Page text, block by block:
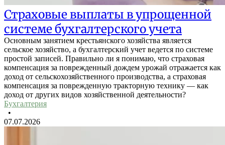
Страховые выплаты в упрощенной
системе бухгалтерского учета
Основным занятием крестьянского хозяйства является
сельское хозяйство, а бухгалтерский учет ведется по системе
простой записей. Правильно ли я понимаю, что страховая
компенсация за поврежденный дождем урожай отражается как
доход от сельскохозяйственного производства, а страховая
компенсация за поврежденную тракторную технику — как
доход от других видов хозяйственной деятельности?
Бухгалтерия
•
07.07.2026